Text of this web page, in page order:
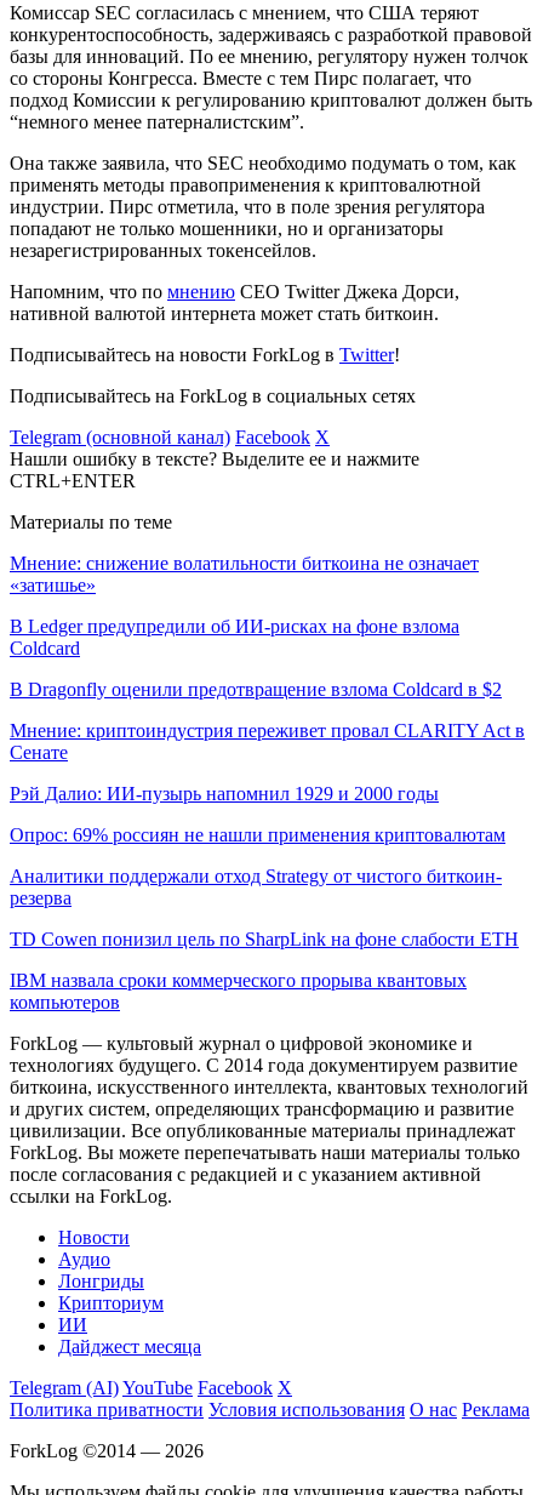
Комиссар SEC согласилась с мнением, что США теряют
конкурентоспособность, задерживаясь с разработкой правовой
базы для инноваций. По ее мнению, регулятору нужен толчок
со стороны Конгресса. Вместе с тем Пирс полагает, что
подход Комиссии к регулированию криптовалют должен быть
“немного менее патерналистским”.
Она также заявила, что SEC необходимо подумать о том, как
применять методы правоприменения к криптовалютной
индустрии. Пирс отметила, что в поле зрения регулятора
попадают не только мошенники, но и организаторы
незарегистрированных токенсейлов.
Напомним, что по мнению CEO Twitter Джека Дорси,
нативной валютой интернета может стать биткоин.
Подписывайтесь на новости ForkLog в Twitter!
Подписывайтесь на ForkLog в социальных сетях
Telegram (основной канал) Facebook X
Нашли ошибку в тексте? Выделите ее и нажмите
CTRL+ENTER
Материалы по теме
Мнение: снижение волатильности биткоина не означает
«затишье»
В Ledger предупредили об ИИ-рисках на фоне взлома
Coldcard
В Dragonfly оценили предотвращение взлома Coldcard в $2
Мнение: криптоиндустрия переживет провал CLARITY Act в
Сенате
Рэй Далио: ИИ-пузырь напомнил 1929 и 2000 годы
Опрос: 69% россиян не нашли применения криптовалютам
Аналитики поддержали отход Strategy от чистого биткоин-
резерва
TD Cowen понизил цель по SharpLink на фоне слабости ETH
IBM назвала сроки коммерческого прорыва квантовых
компьютеров
ForkLog — культовый журнал о цифровой экономике и
технологиях будущего. С 2014 года документируем развитие
биткоина, искусственного интеллекта, квантовых технологий
и других систем, определяющих трансформацию и развитие
цивилизации. Все опубликованные материалы принадлежат
ForkLog. Вы можете перепечатывать наши материалы только
после согласования с редакцией и с указанием активной
ссылки на ForkLog.
Новости
Аудио
Лонгриды
Крипториум
ИИ
Дайджест месяца
Telegram (AI)YouTube Facebook X
Политика приватности Условия использования О нас Реклама
ForkLog ©2014 — 2026